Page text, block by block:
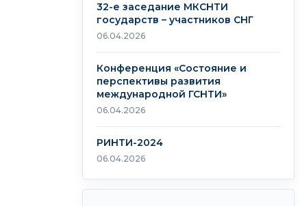
32-е заседание МКСНТИ
государств – участников СНГ
06.04.2026
Конференция «Состояние и
перспективы развития
международной ГСНТИ»
06.04.2026
РИНТИ-2024
06.04.2026